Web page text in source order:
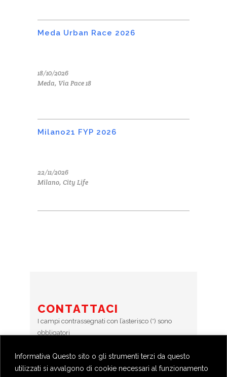
Informativa Questo sito o gli strumenti terzi da questo
utilizzati si avvalgono di cookie necessari al funzionamento
Meda Urban Race 2026
18/10/2026
Meda, Via Pace 18
Milano21 FYP 2026
22/11/2026
Milano, City Life
CONTATTACI
I campi contrassegnati con l’asterisco (*) sono
obbligatori
Error:Contact form not found.